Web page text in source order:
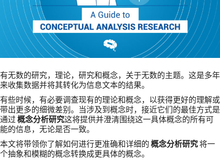
有无数的研究，理论，研究和概念，关于无数的主题。这是多年
来收集数据并将其转化为信息文本的结果。
有些时候，有必要调查现有的理论和概念，以获得更好的理解或
带出更多的细微差别。当涉及到概念时，接近它们的最佳方式是
通过 概念分析研究这将提供并澄清围绕这一具体概念的所有可
能的信息，无论是否一致。
本文将带领你了解如何进行更准确和详细的 概念分析研究将一
个抽象和模糊的概念转换成更具体的概念。